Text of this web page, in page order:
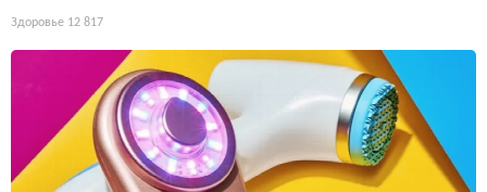
Здоровье 12 817